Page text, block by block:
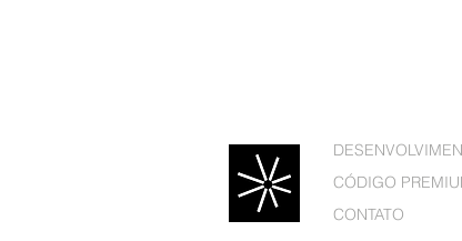
CÓDIGO
CONTATO